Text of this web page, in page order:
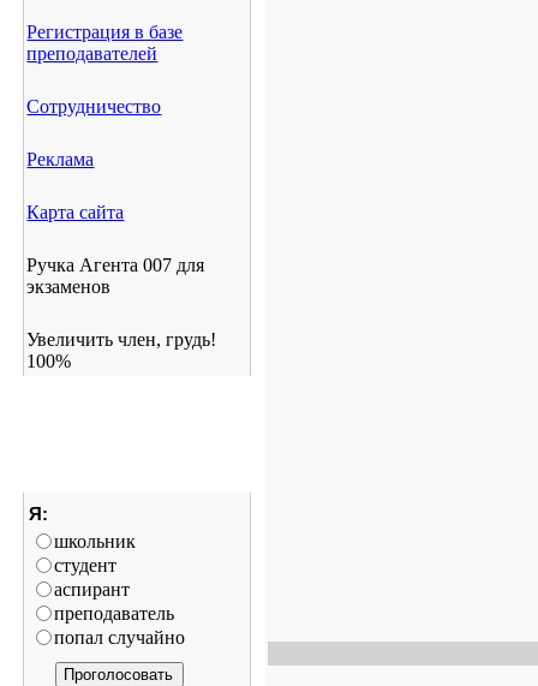
Регистрация в базе
преподавателей
Сотрудничество
Реклама
Карта сайта
Ручка Агента 007 для
экзаменов
Увеличить член, грудь!
100%
Я:
школьник
студент
аспирант
преподаватель
попал случайно